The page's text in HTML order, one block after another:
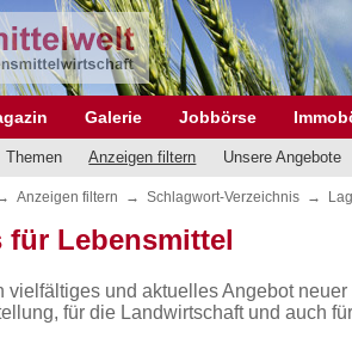
Galerie Jobbörse
Themen Anzeigen filtern Unsere Angebote
Anzeigen filtern → Schlagwort-Verzeichnis →
für Lebensmittel
vielfältiges und aktuelles Angebot
für die Landwirtschaft und auch